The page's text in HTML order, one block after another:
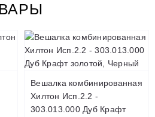
Вешалка комбинированная
Хилтон Исп.2.2 -
303.013.000 Дуб Крафт